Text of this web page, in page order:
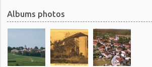
Albums photos